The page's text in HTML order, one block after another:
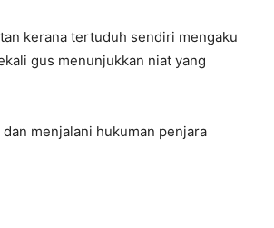
kerana tertuduh sendiri mengaku
gus menunjukkan niat yang
menjalani hukuman penjara